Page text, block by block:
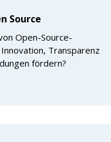
Source
Open-Source-
Transparenz
fördern?